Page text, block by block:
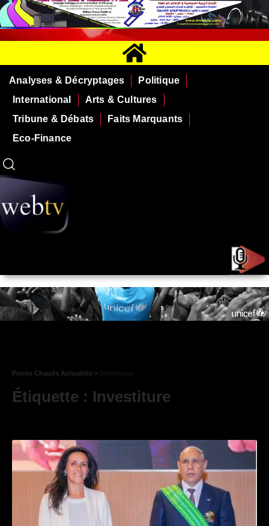
Analyses & Décryptages
Politique
International
Arts & Cultures
Tribune & Débats
Faits Marquants
Eco-Finance
Points Chauds Actualités >
Étiquette : Investiture